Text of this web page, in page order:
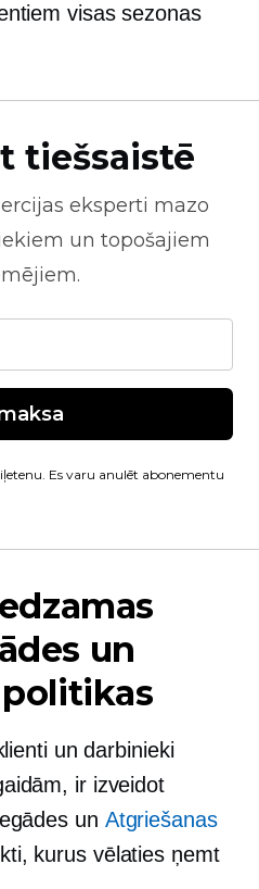
visas sezonas
tiešsaistē
eksperti mazo
un topošajiem
Es varu anulēt abonementu
un
un darbinieki
ir izveidot
un Atgriešanas
kurus vēlaties ņemt